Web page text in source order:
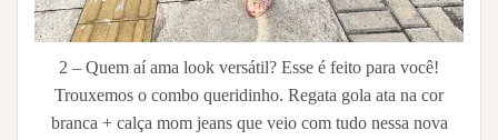
2 – Quem aí ama look versátil? Esse é feito para você!
Trouxemos o combo queridinho. Regata gola ata na cor
branca + calça mom jeans que veio com tudo nessa nova